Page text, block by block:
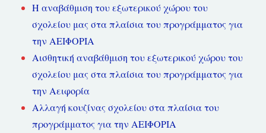
Η αναβάθμιση του εξωτερικού χώρου του
σχολείου μας στα πλαίσια του προγράμματος για
την ΑΕΙΦΟΡΙΑ
Αισθητική αναβάθμιση του εξωτερικού χώρου του
σχολείου μας στα πλαίσια του προγράμματος για
την Αειφορία
Αλλαγή κουζίνας σχολείου στα πλαίσια του
προγράμματος για την ΑΕΙΦΟΡΙΑ